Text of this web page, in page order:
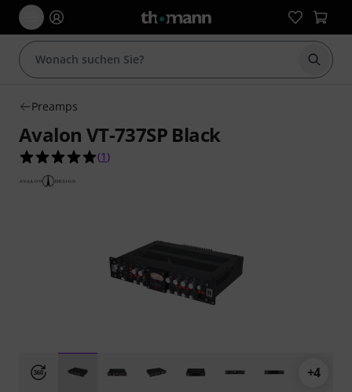
Suche
Preamps
Avalon VT-737SP Black
5.0 von 5 Sternen aus 1 Kundenbewertungen
(1 )
+4